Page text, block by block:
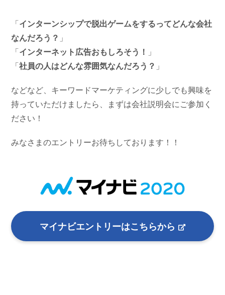
「 インターンシップで脱出ゲームをするってどんな会社
なんだろう？ 」
「 インターネット広告おもしろそう！
」
「社員の人はどんな雰囲気なんだろう？ 」
などなど、キーワードマーケティングに少しでも興味を
持っていただけましたら、まずは会社説明会にご参加く
ださい！
みなさまのエントリーお待ちしております！！
マイナビエントリーはこちらから